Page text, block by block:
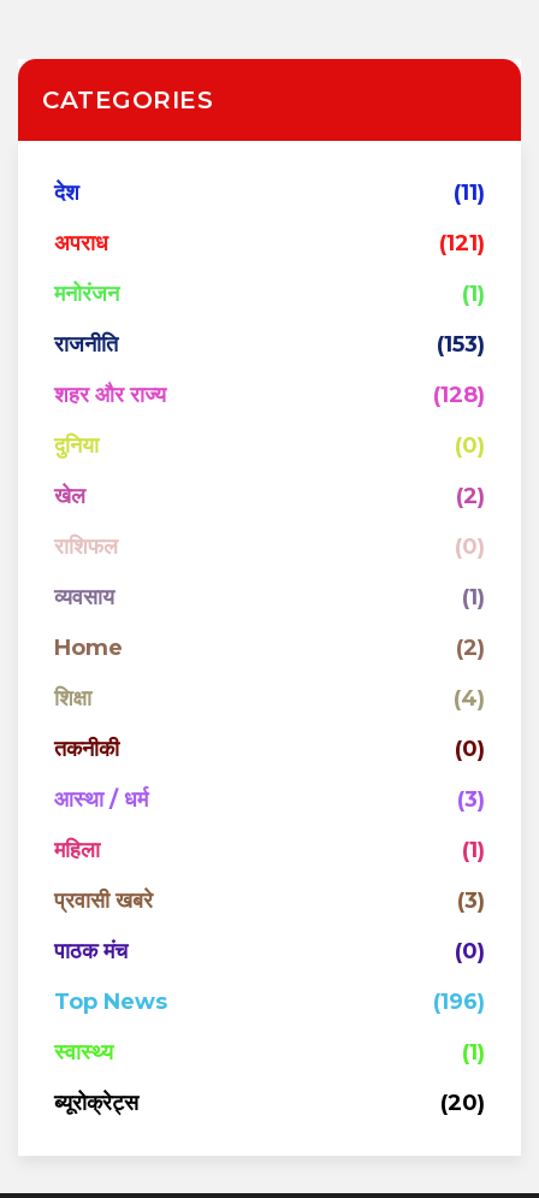
CATEGORIES
देश
(11)
अपराध
(121)
मनोरंजन
(1)
राजनीति
(153)
शहर और राज्य
(128)
दुनिया
(0)
खेल
(2)
राशिफल
(0)
व्यवसाय
(1)
Home
(2)
शिक्षा
(4)
तकनीकी
(0)
आस्था / धर्म
(3)
महिला
(1)
प्रवासी खबरे
(3)
पाठक मंच
(0)
Top News
(196)
स्वास्थ्य
(1)
ब्यूरोक्रेट्स
(20)